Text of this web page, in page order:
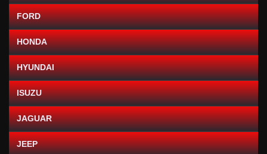
FORD
HONDA
HYUNDAI
ISUZU
JAGUAR
JEEP